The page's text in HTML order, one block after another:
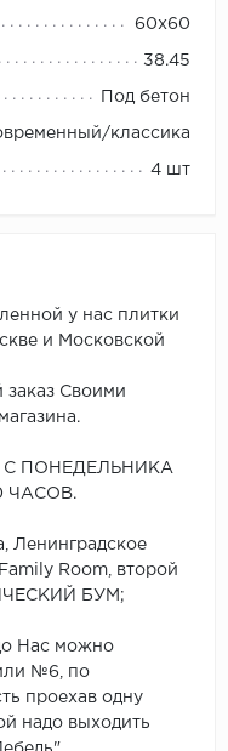
60x60
38.45
Под бетон
классика
4 шт
у нас плитки
и Московской
заказ Своими
ПОНЕДЕЛЬНИКА
ЧАСОВ.
Ленинградское
Room, второй
БУМ;
Нас можно
№6, по
проехав одну
надо выходить